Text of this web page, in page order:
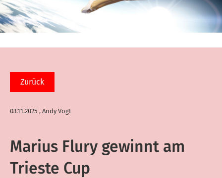
Zurück
03.11.2025 , Andy Vogt
Marius Flury gewinnt am
Trieste Cup